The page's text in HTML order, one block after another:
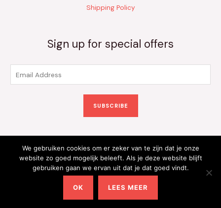
Shipping Policy
Sign up for special offers
m
SUBSCRIBE
Copyright © 2026 Kinderkleding Onlineshop | Powered by
Kinderkleding Onlineshop
We gebruiken cookies om er zeker van te zijn dat je onze
website zo goed mogelijk beleeft. Als je deze website blijft
gebruiken gaan we ervan uit dat je dat goed vindt.
OK LEES MEER